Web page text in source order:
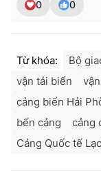
0 0
Từ khóa: Bộ
vận tải biển
cảng biển Hải
bến cảng
cảng
Cảng Quốc tế